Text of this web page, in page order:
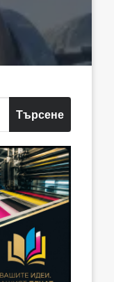
Търсене